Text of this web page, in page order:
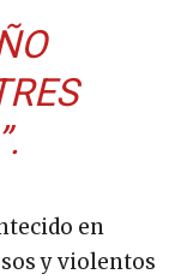
en
y violentos